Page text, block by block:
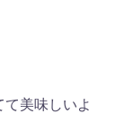
美味しいよ